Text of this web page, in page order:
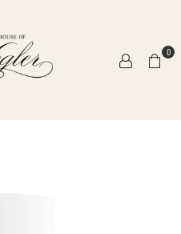
0